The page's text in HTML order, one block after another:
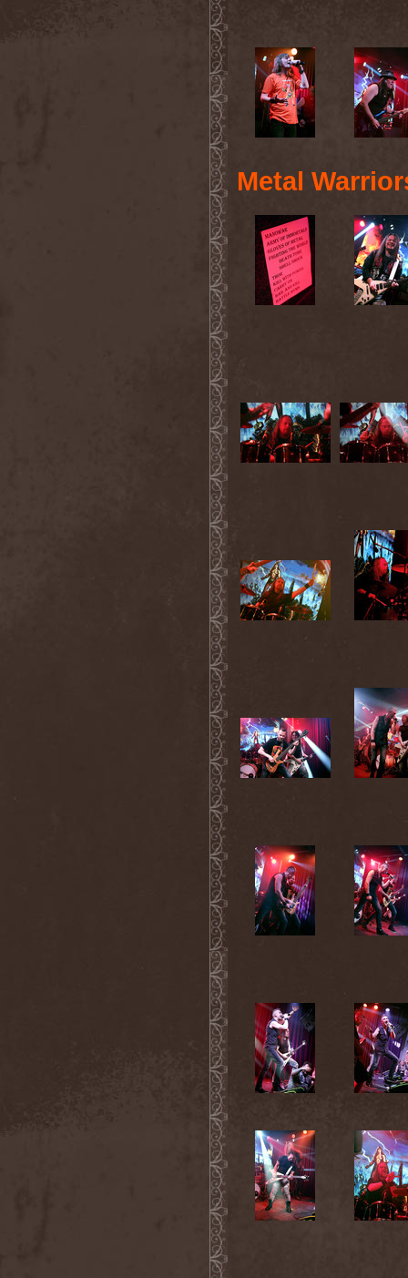
Metal